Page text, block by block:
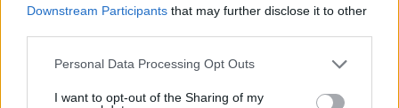
Downstream Participants that may further disclose it to other
Please note that this website/app uses one or more Google
not limited to your visit or usage behaviour. You may click to
Personal Data Processing Opt Outs
I want to opt-out of the Sharing of my
Οτι ναναι....
16.05.2024, 19:28
Οι περισσότεροι μολις διαβασαμε τον τιτλο
τυχαίο.... Τωρα εσυ τι λες.... Κανέναν δεν